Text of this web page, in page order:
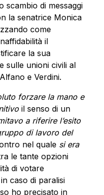
scambio di messaggi
la senatrice Monica
come
il
la sua
sulle unioni civili al
e Verdini.
forzare la mano e
il senso di un
a riferire l’esito
di lavoro del
nel quale si era
le tante opzioni
di votare
caso di paralisi
ho precisato in